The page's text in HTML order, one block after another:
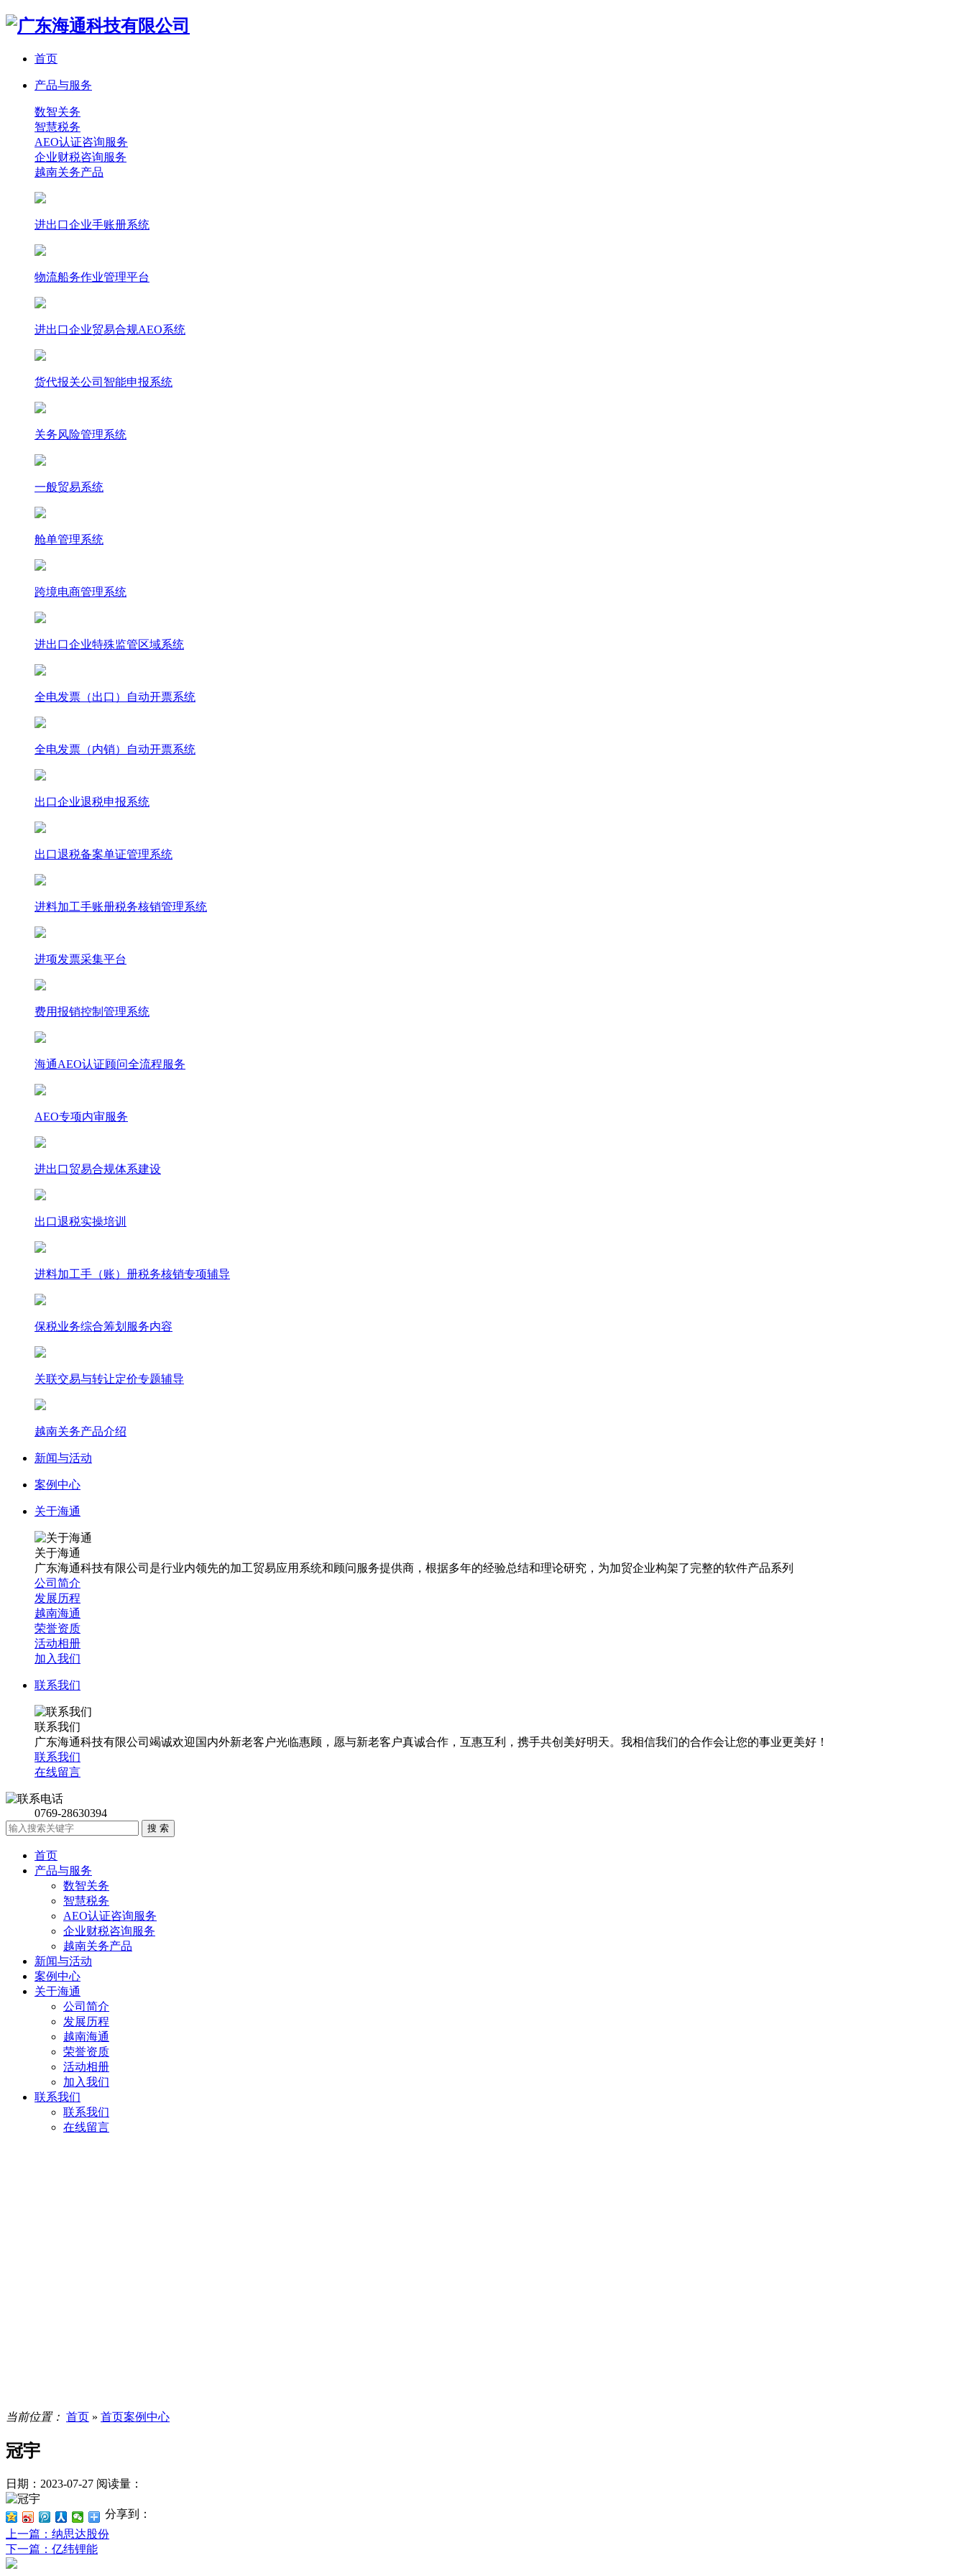
首页
产品与服务
数智关务
智慧税务
AEO认证咨询服务
企业财税咨询服务
越南关务产品
进出口企业手账册系统
物流船务作业管理平台
进出口企业贸易合规AEO系统
货代报关公司智能申报系统
关务风险管理系统
一般贸易系统
舱单管理系统
跨境电商管理系统
进出口企业特殊监管区域系统
全电发票（出口）自动开票系统
全电发票（内销）自动开票系统
出口企业退税申报系统
出口退税备案单证管理系统
进料加工手账册税务核销管理系统
进项发票采集平台
费用报销控制管理系统
海通AEO认证顾问全流程服务
AEO专项内审服务
进出口贸易合规体系建设
出口退税实操培训
进料加工手（账）册税务核销专项辅导
保税业务综合筹划服务内容
关联交易与转让定价专题辅导
越南关务产品介绍
新闻与活动
案例中心
关于海通
关于海通
广东海通科技有限公司是行业内领先的加工贸易应用系统和顾问服务提供商，根据多年的经验总结和理论研究，为加贸企业构架了完整的软件产品系列
公司简介
发展历程
越南海通
荣誉资质
活动相册
加入我们
联系我们
联系我们
广东海通科技有限公司竭诚欢迎国内外新老客户光临惠顾，愿与新老客户真诚合作，互惠互利，携手共创美好明天。我相信我们的合作会让您的事业更美好！
联系我们
在线留言
0769-28630394
首页
产品与服务
数智关务
智慧税务
AEO认证咨询服务
企业财税咨询服务
越南关务产品
新闻与活动
案例中心
关于海通
公司简介
发展历程
越南海通
荣誉资质
活动相册
加入我们
联系我们
联系我们
在线留言
当前位置： 首页 » 首页案例中心
冠宇
日期：2023-07-27 阅读量：
分享到：
上一篇 ：纳思达股份
下一篇 ：亿纬锂能